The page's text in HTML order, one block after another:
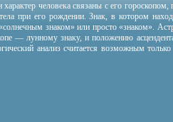
характер человека связаны с его
при его рождении. Знак, в котором
знаком» или просто «знаком».
— лунному знаку, и положению
анализ считается возможным